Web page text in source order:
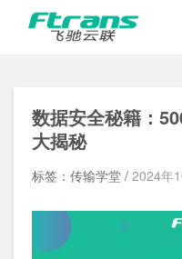
数据安全秘籍：
大揭秘
标签：传输学堂 / 2024年